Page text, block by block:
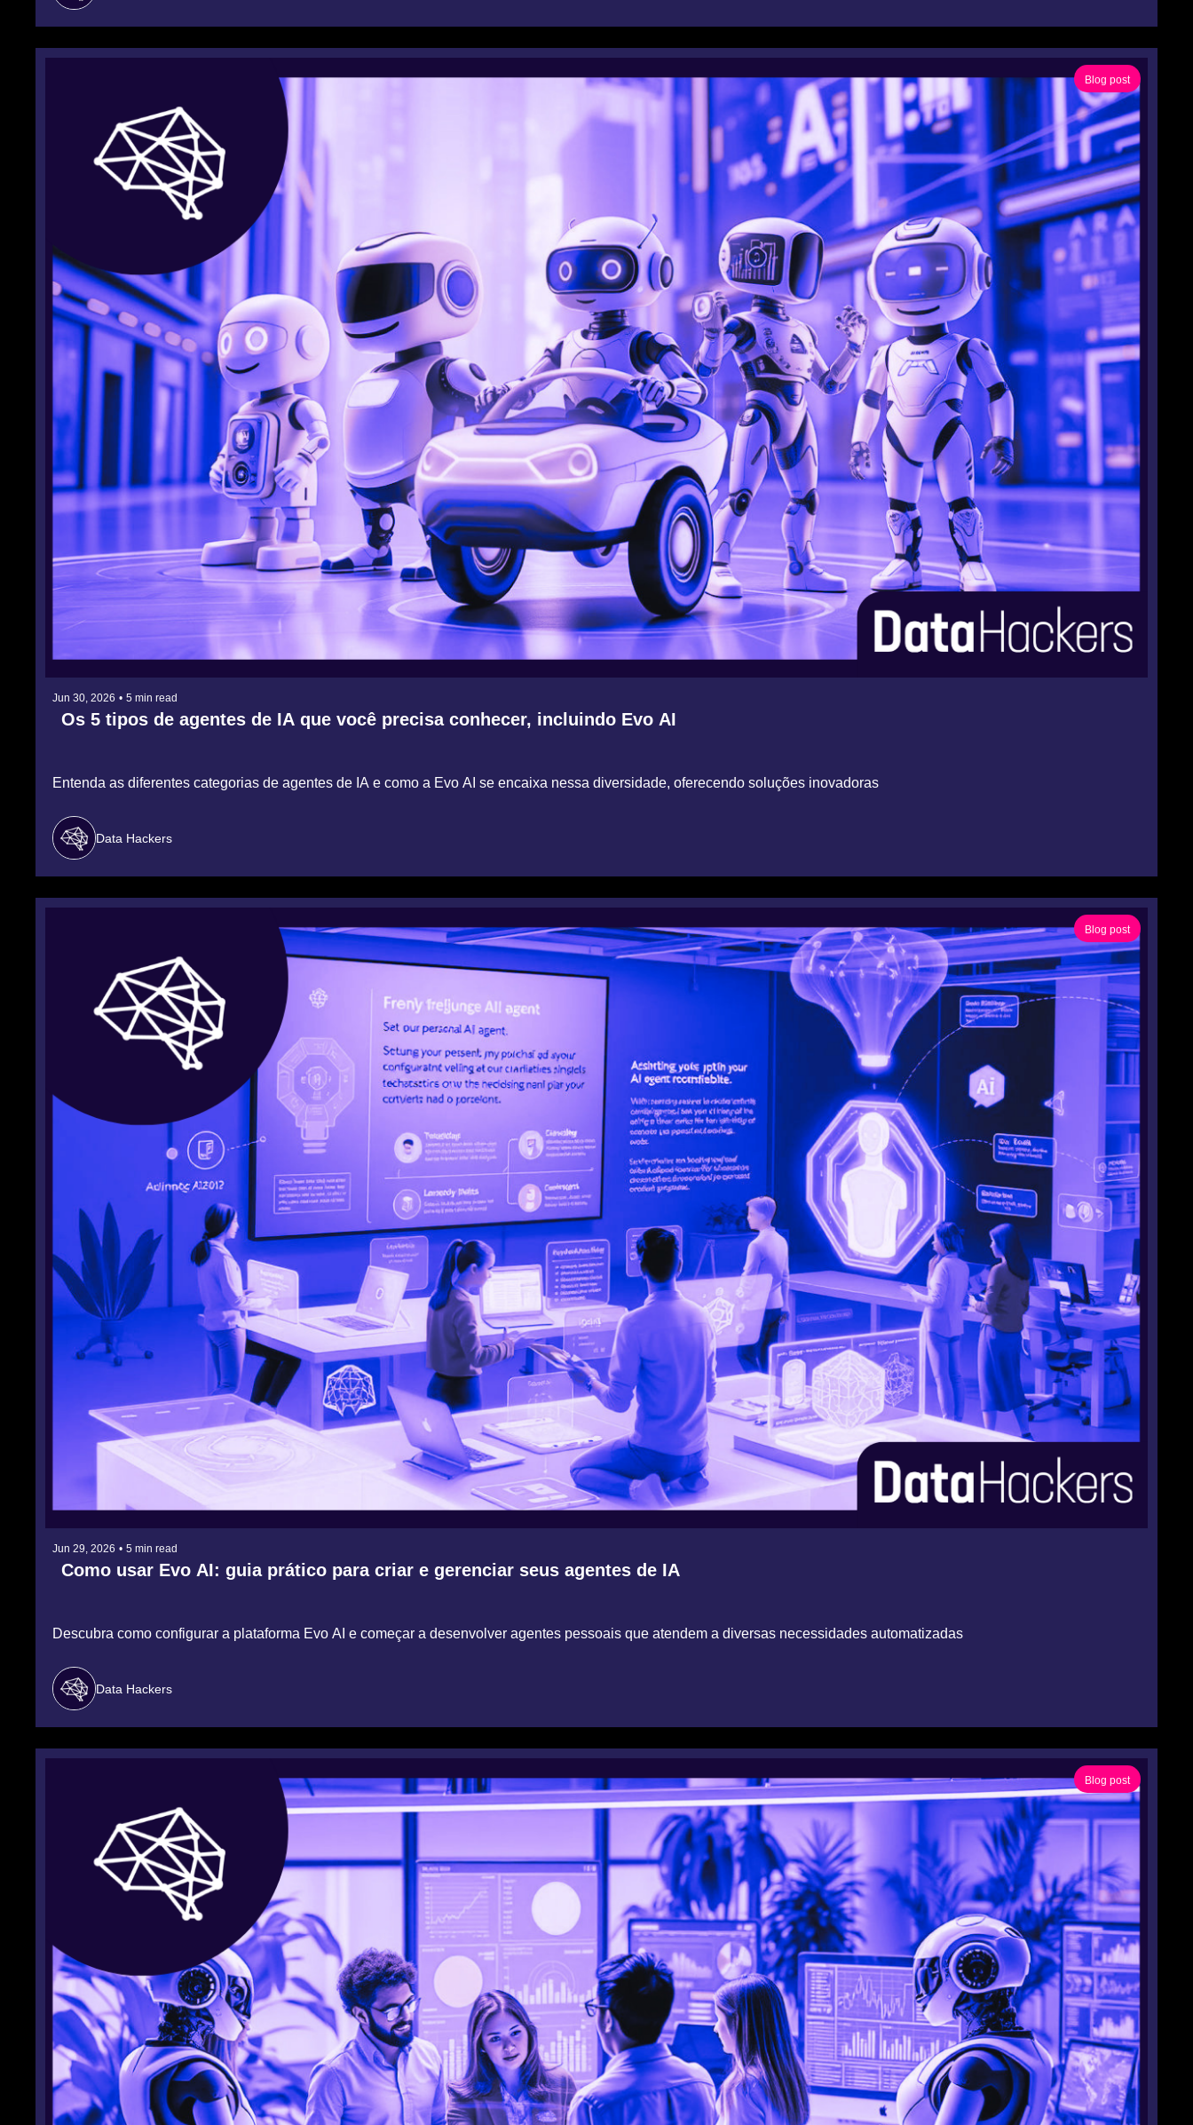
Blog post
Jun 30, 2026 • 5 min read
Os 5 tipos de agentes de IA que você precisa conhecer, incluindo Evo AI
Entenda as diferentes categorias de agentes de IA e como a Evo AI se encaixa nessa diversidade, oferecendo soluções inovadoras
Data Hackers
Blog post
Jun 29, 2026 • 5 min read
Como usar Evo AI: guia prático para criar e gerenciar seus agentes de IA
Descubra como configurar a plataforma Evo AI e começar a desenvolver agentes pessoais que atendem a diversas necessidades automatizadas
Data Hackers
Blog post